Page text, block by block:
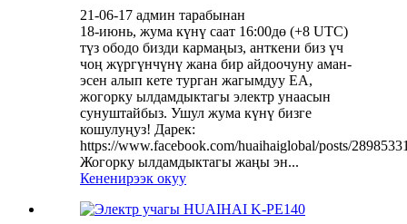
21-06-17 админ тарабынан
18-июнь, жума күнү саат 16:00дө (+8 UTC)
түз ободо бизди кармаңыз, анткени биз үч
чоң жүргүнчүнү жана бир айдоочуну аман-
эсен алып кете турган жагымдуу EA,
жогорку ылдамдыктагы электр унаасын
сунуштайбыз. Ушул жума күнү бизге
кошулуңуз! Дарек:
https://www.facebook.com/huaihaiglobal/posts/
Жогорку ылдамдыктагы жаңы эн...
Кененирээк окуу